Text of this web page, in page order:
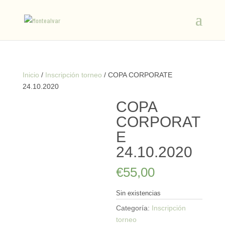
Inicio / Inscripción torneo / COPA CORPORATE
24.10.2020
COPA
CORPORAT
E
24.10.2020
€55,00
Sin existencias
Categoría: Inscripción
torneo